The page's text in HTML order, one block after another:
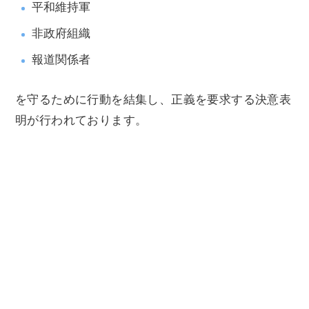
平和維持軍
非政府組織
報道関係者
を守るために行動を結集し、正義を要求する決意表
明が行われております。